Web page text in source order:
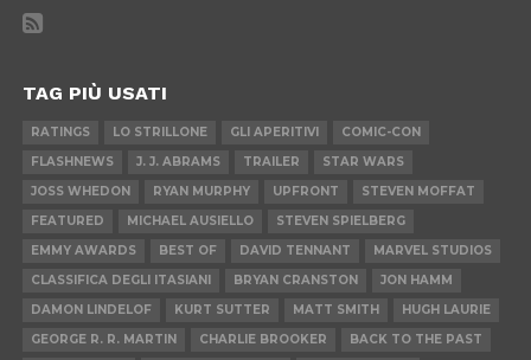
TAG PIÙ USATI
RATINGS LO STRILLONE GLI APERITIVI
COMIC-CON
FLASHNEWS
J. J. ABRAMS TRAILER
STAR WARS
JOSS WHEDON
RYAN MURPHY UPFRONT
STEVEN MOFFAT
FEATURED
MICHAEL AUSIELLO
STEVEN SPIELBERG
EMMY AWARDS
BEST OF DAVID TENNANT
MARVEL STUDIOS
CLASSIFICA DEGLI ITASIANI
BRYAN CRANSTON
JON HAMM
DAMON LINDELOF
KURT SUTTER MATT SMITH
HUGH LAURIE
GEORGE R. R. MARTIN
CHARLIE BROOKER BACK TO THE PAST